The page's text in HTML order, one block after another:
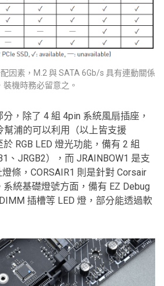
因素，M.2 與 SATA 6Gb/s 具有連動關係
裝機時務必留意之。
，除了 4 組 4pin 系統風扇插座，
幫浦的可以利用（以上皆支援
RGB LED 燈光功能，備有 2 組
、JRGB2），而 JRAINBOW1 是支
條，CORSAIR1 則是針對 Corsair
統基礎燈號方面，備有 EZ Debug
插槽等 LED 燈，部分能透過軟